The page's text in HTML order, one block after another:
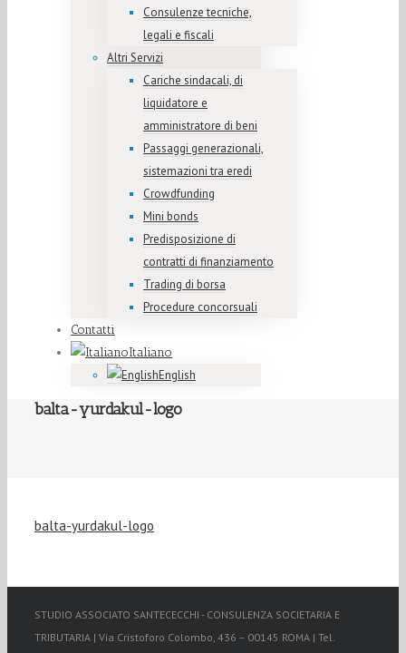
Consulenze tecniche,
legali e fiscali
Altri Servizi
Cariche sindacali, di
liquidatore e
amministratore di beni
Passaggi generazionali,
sistemazioni tra eredi
Crowdfunding
Mini bonds
Predisposizione di
contratti di finanziamento
Trading di borsa
Procedure concorsuali
Contatti
Italiano
English
balta-yurdakul-logo
balta-yurdakul-logo
STUDIO ASSOCIATO SANTECECCHI - CONSULENZA SOCIETARIA E
TRIBUTARIA | Via Cristoforo Colombo, 436 – 00145 ROMA | Tel.